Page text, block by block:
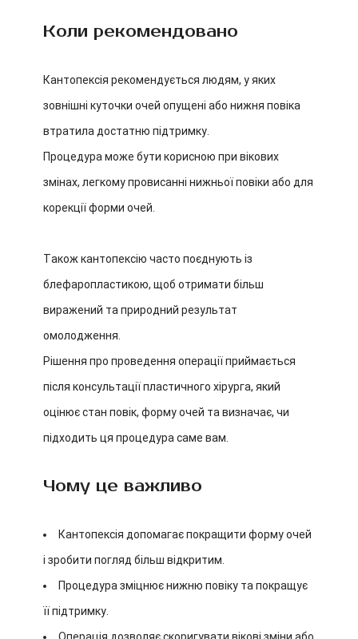
Коли рекомендовано
Кантопексія рекомендується людям, у яких
зовнішні куточки очей опущені або нижня повіка
втратила достатню підтримку.
Процедура може бути корисною при вікових
змінах, легкому провисанні нижньої повіки або для
корекції форми очей.
Також кантопексію часто поєднують із
блефаропластикою, щоб отримати більш
виражений та природний результат
омолодження.
Рішення про проведення операції приймається
після консультації пластичного хірурга, який
оцінює стан повік, форму очей та визначає, чи
підходить ця процедура саме вам.
Чому це важливо
Кантопексія допомагає покращити форму очей
і зробити погляд більш відкритим.
Процедура зміцнює нижню повіку та покращує
її підтримку.